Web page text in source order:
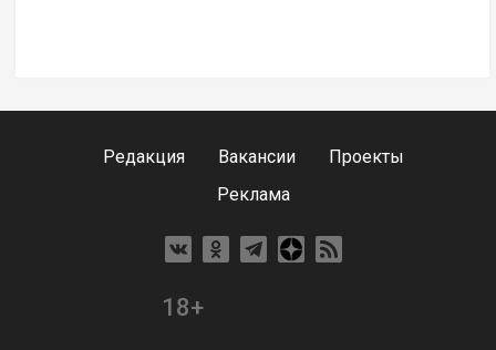
Редакция Вакансии
Проекты
Реклама
18+